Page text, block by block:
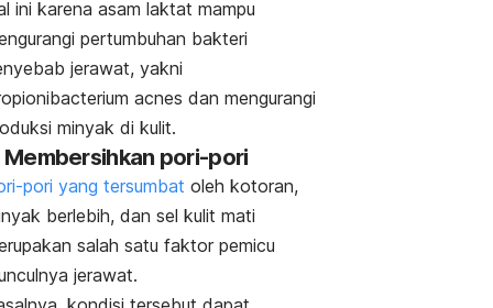
ini karena asam laktat mampu
pertumbuhan bakteri
jerawat, yakni
acnes dan mengurangi
minyak di kulit.
Membersihkan pori-pori
pori yang tersumbat oleh kotoran,
berlebih, dan sel kulit mati
salah satu faktor pemicu
jerawat.